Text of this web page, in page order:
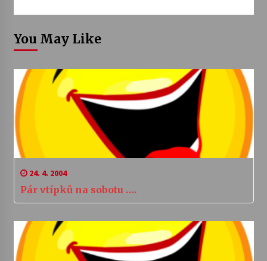
You May Like
24. 4. 2004
Pár vtípků na sobotu ….